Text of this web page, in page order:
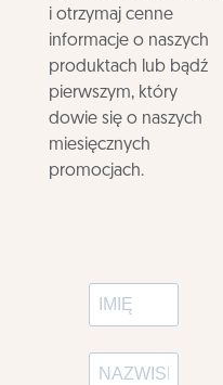
i otrzymaj cenne
informacje o naszych
produktach lub bądź
pierwszym, który
dowie się o naszych
miesięcznych
promocjach.